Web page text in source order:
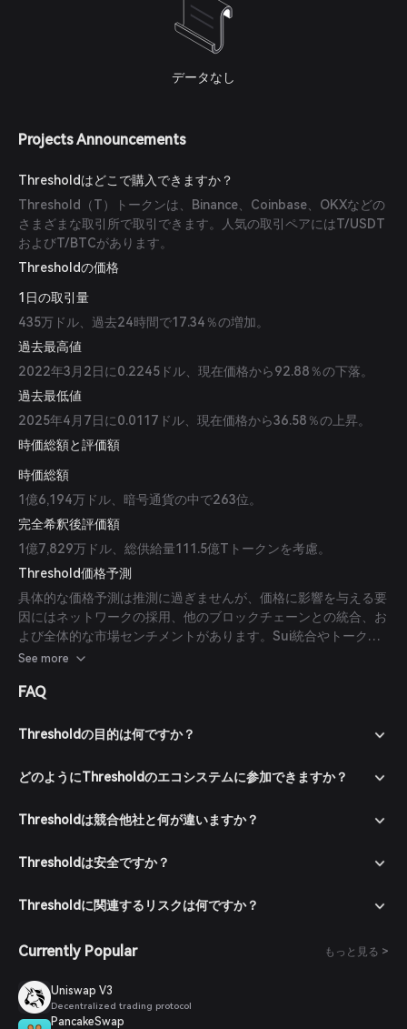
データなし
Projects Announcements
Thresholdはどこで購入できますか？
Threshold（T）トークンは、Binance、Coinbase、OKXなどの
さまざまな取引所で取引できます。人気の取引ペアにはT/USDT
およびT/BTCがあります。
Thresholdの価格
1日の取引量
435万ドル、過去24時間で17.34％の増加。
過去最高値
2022年3月2日に0.2245ドル、現在価格から92.88％の下落。
過去最低値
2025年4月7日に0.0117ドル、現在価格から36.58％の上昇。
時価総額と評価額
時価総額
1億6,194万ドル、暗号通貨の中で263位。
完全希釈後評価額
1億7,829万ドル、総供給量111.5億Tトークンを考慮。
Threshold価格予測
具体的な価格予測は推測に過ぎませんが、価格に影響を与える要
因にはネットワークの採用、他のブロックチェーンとの統合、お
よび全体的な市場センチメントがあります。Sui統合やトークン
バーンなどの最近の展開は、トークンの価値に良い影響を与える
See more
FAQ
Thresholdの目的は何ですか？
どのようにThresholdのエコシステムに参加できますか？
Thresholdは競合他社と何が違いますか？
Thresholdは安全ですか？
Thresholdに関連するリスクは何ですか？
Currently Popular もっと見る >
Uniswap V3
Decentralized trading protocol
PancakeSwap